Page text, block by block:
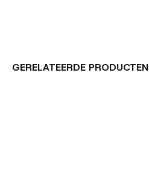
GERELATEERDE PRODUCTEN